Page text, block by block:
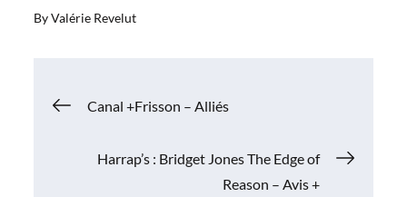
ByValérie Revelut
Navigation
Canal +Frisson – Alliés
Harrap’s : Bridget Jones The Edge of
Reason – Avis +